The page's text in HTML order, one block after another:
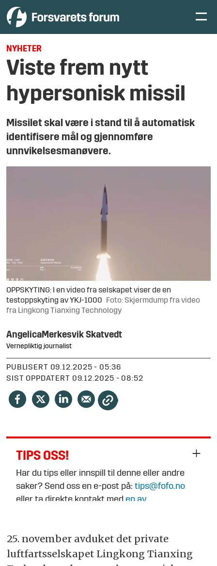
NYHETER
Viste frem nytt
hypersonisk missil
Missilet skal være i stand til å automatisk
identifisere mål og gjennomføre
unnvikelsesmanøvere.
OPPSKYTING: I en video fra selskapet viser de en
testoppskyting av YKJ-1000
Foto: Skjermdump fra video
fra Lingkong Tianxing Technology
AngelicaMerkesvik Skatvedt
Vernepliktig journalist
PUBLISERT
09.12.2025 - 05:36
SIST OPPDATERT
09.12.2025 - 08:52
TIPS OSS!
Har du tips eller innspill til denne eller andre
saker? Send oss en e-post på:tips@fofo.no
eller ta direkte kontakt med en av
25. november avduket det private
luftfartsselskapet Lingkong Tianxing